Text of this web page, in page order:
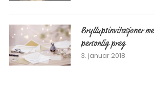
Bryllupsinvitasjoner
personlig preg
3. januar 2018